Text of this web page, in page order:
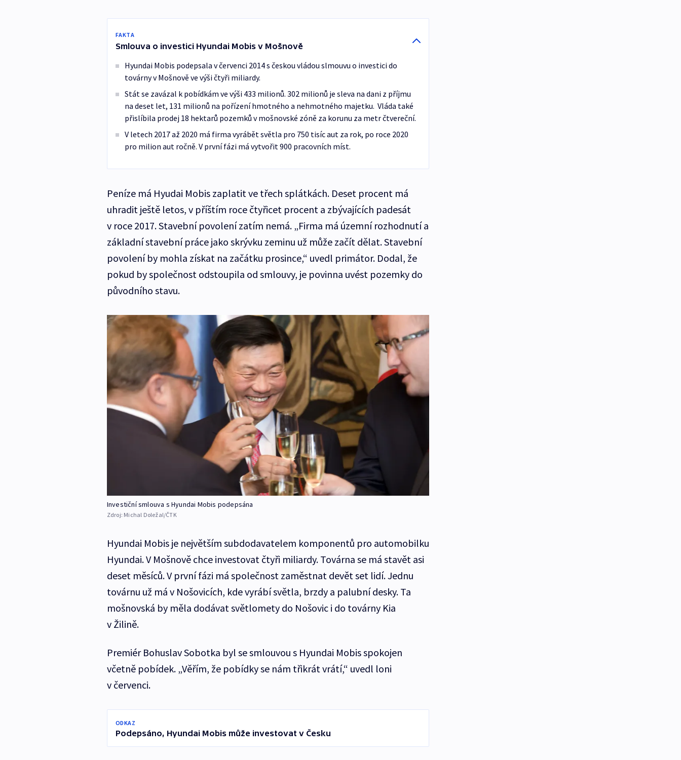
FAKTA
Smlouva o investici Hyundai Mobis v Mošnově
Hyundai Mobis podepsala v červenci 2014 s českou vládou slmouvu o investici do
továrny v Mošnově ve výši čtyři miliardy.
Stát se zavázal k pobídkám ve výši 433 milionů. 302 milionů je sleva na dani z příjmu
na deset let, 131 milionů na pořízení hmotného a nehmotného majetku. Vláda také
přislíbila prodej 18 hektarů pozemků v mošnovské zóně za korunu za metr čtvereční.
V letech 2017 až 2020 má firma vyrábět světla pro 750 tisíc aut za rok, po roce 2020
pro milion aut ročně. V první fázi má vytvořit 900 pracovních míst.
Peníze má Hyudai Mobis zaplatit ve třech splátkách. Deset procent má
uhradit ještě letos, v příštím roce čtyřicet procent a zbývajících padesát
v roce 2017. Stavební povolení zatím nemá. „Firma má územní rozhodnutí a
základní stavební práce jako skrývku zeminu už může začít dělat. Stavební
povolení by mohla získat na začátku prosince,“ uvedl primátor. Dodal, že
pokud by společnost odstoupila od smlouvy, je povinna uvést pozemky do
původního stavu.
Investiční smlouva s Hyundai Mobis podepsána
Zdroj: Michal Doležal/ČTK
Hyundai Mobis je největším subdodavatelem komponentů pro automobilku
Hyundai. V Mošnově chce investovat čtyři miliardy. Továrna se má stavět asi
deset měsíců. V první fázi má společnost zaměstnat devět set lidí. Jednu
továrnu už má v Nošovicích, kde vyrábí světla, brzdy a palubní desky. Ta
mošnovská by měla dodávat světlomety do Nošovic i do továrny Kia
v Žilině.
Premiér Bohuslav Sobotka byl se smlouvou s Hyundai Mobis spokojen
včetně pobídek. „Věřím, že pobídky se nám třikrát vrátí,“ uvedl loni
v červenci.
ODKAZ
Podepsáno, Hyundai Mobis může investovat v Česku